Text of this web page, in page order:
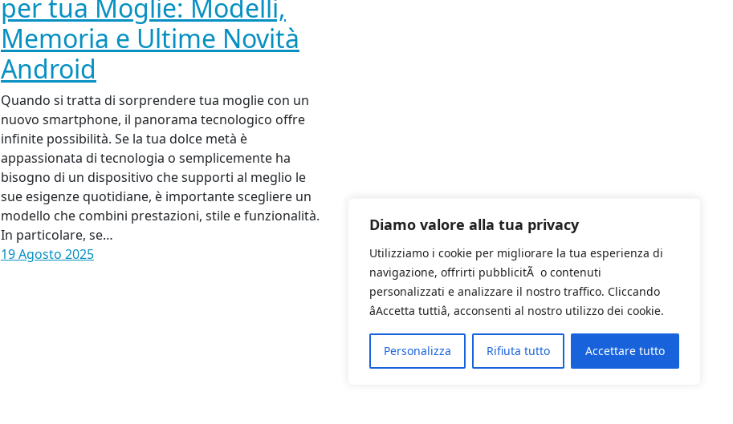
Diamo valore alla tua privacy
Utilizziamo i cookie per migliorare la tua esperienza di
navigazione, offrirti pubblicitÃ o contenuti
personalizzati e analizzare il nostro traffico. Cliccando
âAccetta tuttiâ, acconsenti al nostro utilizzo dei cookie.
Personalizza Rifiuta tutto Accettare tutto
per tua Moglie: Modelli,
Memoria e Ultime Novità
Android
Quando si tratta di sorprendere tua moglie con un
nuovo smartphone, il panorama tecnologico offre
infinite possibilità. Se la tua dolce metà è
appassionata di tecnologia o semplicemente ha
bisogno di un dispositivo che supporti al meglio le
sue esigenze quotidiane, è importante scegliere un
modello che combini prestazioni, stile e funzionalità.
In particolare, se…
19 Agosto 2025